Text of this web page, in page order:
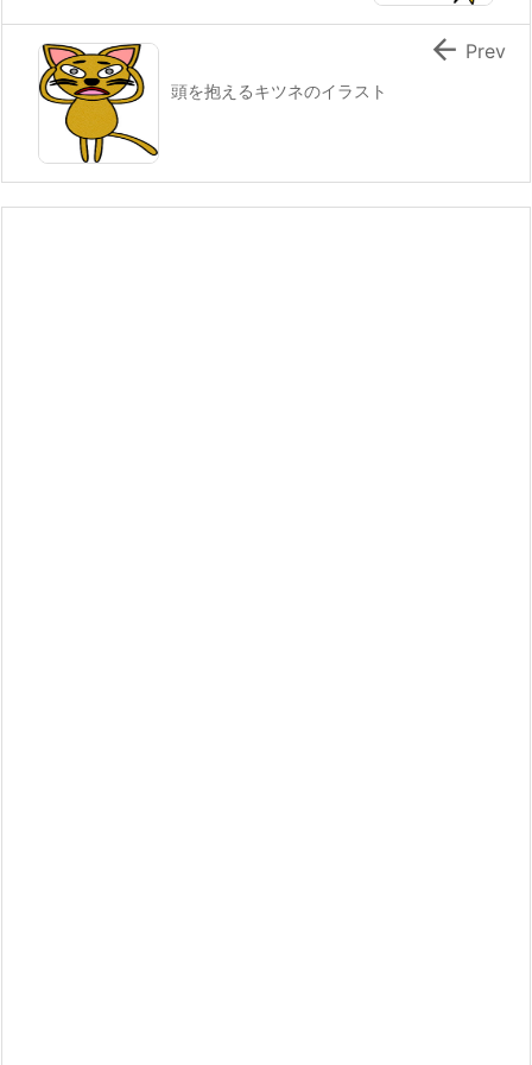
頭を抱えるキツネのイラスト
 Prev